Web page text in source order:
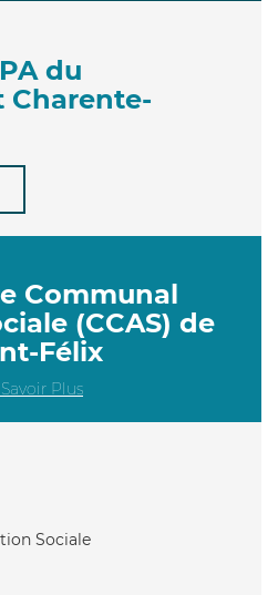
du
Communal
(CCAS) de
Félix
Plus
Sociale